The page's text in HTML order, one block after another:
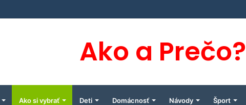
Ako a Prečo?
Ako si vybrať Deti Domácnosť Návody Šport